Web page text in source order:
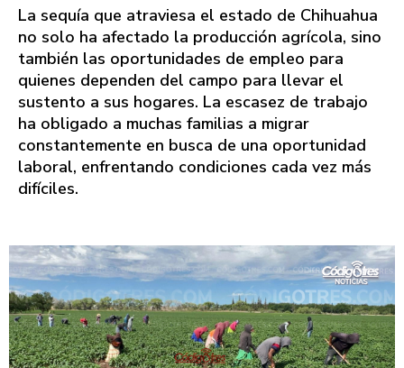
La sequía que atraviesa el estado de Chihuahua
no solo ha afectado la producción agrícola, sino
también las oportunidades de empleo para
quienes dependen del campo para llevar el
sustento a sus hogares. La escasez de trabajo
ha obligado a muchas familias a migrar
constantemente en busca de una oportunidad
laboral, enfrentando condiciones cada vez más
difíciles.